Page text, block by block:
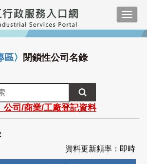
區〉 閉鎖性公司名錄
公司/商業/工廠登記資料
資料更新頻率：即時